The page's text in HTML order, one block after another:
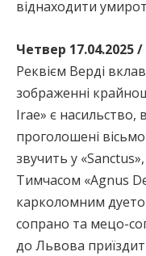
віднаходити
Четвер 17.04.2025
Реквієм Верді
зображенні
Irae» є насильство,
проголошені
звучить у «Sanctus»,
Тимчасом «Agnus
карколомним
сопрано та мецо-
до Львова